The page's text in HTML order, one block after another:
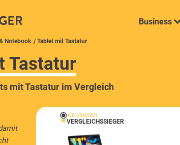
Business
Notebook Tablet mit Tastatur
Tastatur
mit Tastatur im Vergleich
VERGLEICHSSIEGER